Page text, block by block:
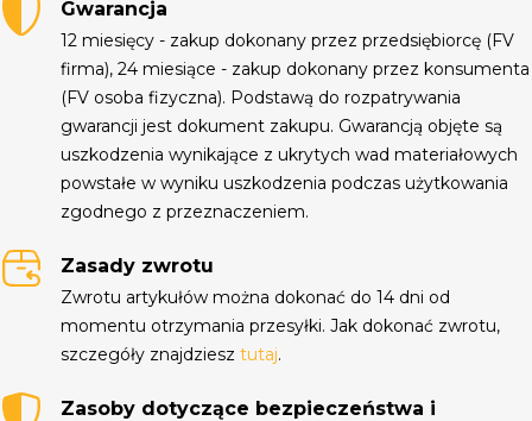
Gwarancja
12 miesięcy - zakup dokonany przez przedsiębiorcę (FV
firma), 24 miesiące - zakup dokonany przez konsumenta
(FV osoba fizyczna). Podstawą do rozpatrywania
gwarancji jest dokument zakupu. Gwarancją objęte są
uszkodzenia wynikające z ukrytych wad materiałowych
powstałe w wyniku uszkodzenia podczas użytkowania
zgodnego z przeznaczeniem.
Zasady zwrotu
Zwrotu artykułów można dokonać do 14 dni od
momentu otrzymania przesyłki. Jak dokonać zwrotu,
szczegóły znajdziesztutaj.
Zasoby dotyczące bezpieczeństwa i